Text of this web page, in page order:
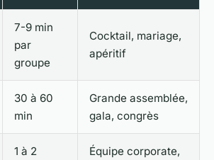
7-9 min
par
groupe
Cocktail, mariage,
apéritif
30 à 60
min
Grande assemblée,
gala, congrès
1 à 2
Équipe corporate,